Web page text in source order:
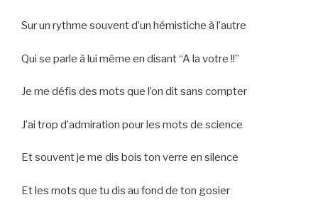
Sur un rythme souvent d’un hémistiche à l’autre
Qui se parle à lui même en disant “A la votre !!”
Je me défis des mots que l’on dit sans compter
J’ai trop d’admiration pour les mots de science
Et souvent je me dis bois ton verre en silence
Et les mots que tu dis au fond de ton gosier